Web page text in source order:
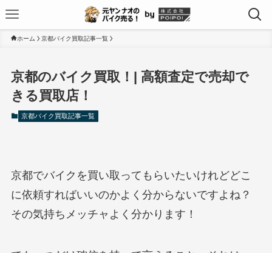
ホーム 京都バイク買取記事一覧
京都のバイク買取！| 高額査定で売却で
きる買取店！
京都バイク買取記事一覧
京都でバイクを買い取ってもらいたいけれどどこ
に依頼すればいいのかよく分からないですよね？
その気持ちメッチャよく分かります！